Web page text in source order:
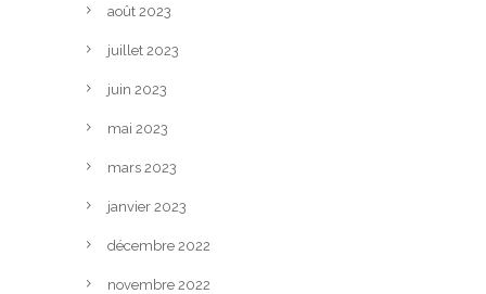
août 2023
juillet 2023
juin 2023
mai 2023
mars 2023
janvier 2023
décembre 2022
novembre 2022